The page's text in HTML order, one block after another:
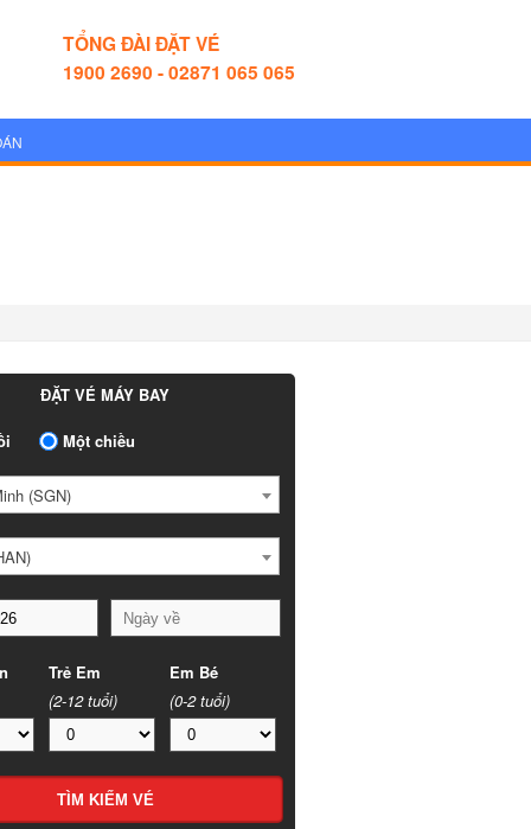
TỔNG ĐÀI ĐẶT VÉ
1900 2690 - 02871 065 065
ĐẶT VÉ MÁY BAY
Một chiều
(SGN)
Trẻ Em
(2-12 tuổi)
Em Bé
(0-2 tuổi)